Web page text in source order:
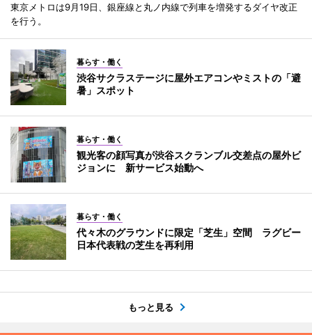
東京メトロは9月19日、銀座線と丸ノ内線で列車を増発するダイヤ改正
を行う。
暮らす・働く
渋谷サクラステージに屋外エアコンやミストの「避
暑」スポット
暮らす・働く
観光客の顔写真が渋谷スクランブル交差点の屋外ビ
ジョンに 新サービス始動へ
暮らす・働く
代々木のグラウンドに限定「芝生」空間 ラグビー
日本代表戦の芝生を再利用
もっと見る